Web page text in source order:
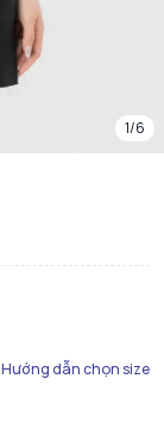
1/6
Hướng dẫn chọn size